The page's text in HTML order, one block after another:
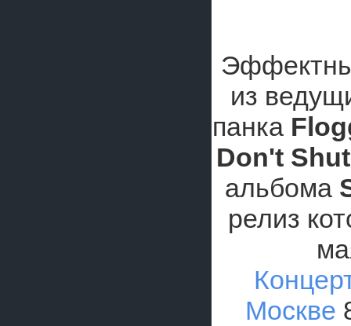
из
панка
Don't
альбома
релиз
Москве